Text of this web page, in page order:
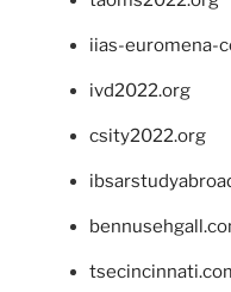
iias-euromena-
ivd2022.org
csity2022.org